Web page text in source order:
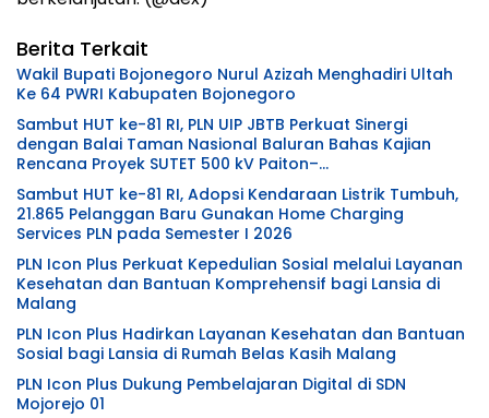
Berita Terkait
Wakil Bupati Bojonegoro Nurul Azizah Menghadiri Ultah
Ke 64 PWRI Kabupaten Bojonegoro
Sambut HUT ke-81 RI, PLN UIP JBTB Perkuat Sinergi
dengan Balai Taman Nasional Baluran Bahas Kajian
Rencana Proyek SUTET 500 kV Paiton–
Watudodol/Kalipuro
Sambut HUT ke-81 RI, Adopsi Kendaraan Listrik Tumbuh,
21.865 Pelanggan Baru Gunakan Home Charging
Services PLN pada Semester I 2026
PLN Icon Plus Perkuat Kepedulian Sosial melalui Layanan
Kesehatan dan Bantuan Komprehensif bagi Lansia di
Malang
PLN Icon Plus Hadirkan Layanan Kesehatan dan Bantuan
Sosial bagi Lansia di Rumah Belas Kasih Malang
PLN Icon Plus Dukung Pembelajaran Digital di SDN
Mojorejo 01